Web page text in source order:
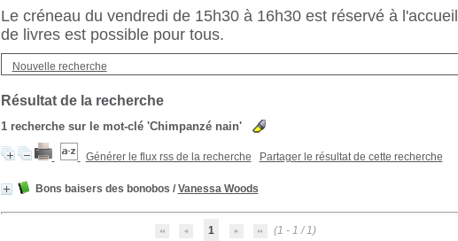
Le créneau du vendredi de 15h30 à 16h30 est réservé à
de livres est possible pour tous.
Nouvelle recherche
Résultat de la recherche
1recherche sur le mot-clé 'Chimpanzé nain'
Générer le flux rss de la recherche Partager le résultat de cette recherche
Bons baisers des bonobos / Vanessa Woods
1 (1 - 1 / 1)